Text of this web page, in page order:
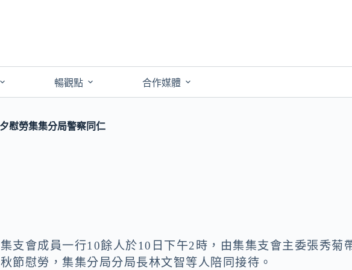
暢觀點 合作媒體
慰勞集集分局警察同仁
支會成員一行10餘人於10日下午2時，由集集支會主委張秀菊
節慰勞，集集分局分局長林文智等人陪同接待。